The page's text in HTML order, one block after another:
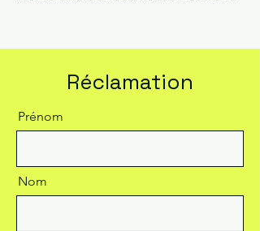
Réclamation
Prénom
Nom